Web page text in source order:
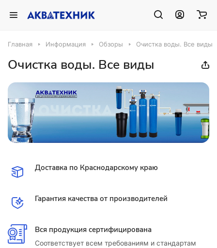
Главная Информация Обзоры Очистка воды. Все виды
Очистка воды. Все виды
Доставка по Краснодарскому краю
Гарантия качества от производителей
Вся продукция сертифицирована
Соответствует всем требованиям и стандартам